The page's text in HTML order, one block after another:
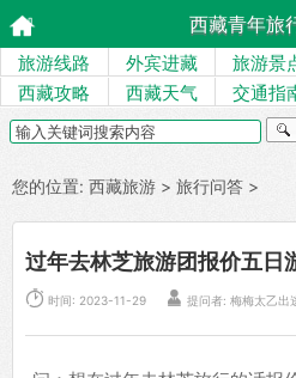
西藏青年旅
旅游线路 外宾进藏 旅游景
西藏攻略
西藏天气 交通指
您的位置: 西藏旅游 > 旅行问答 >
过年去林芝旅游团报价五日
 时间: 2023-11-29  提问者: 梅梅太乙出